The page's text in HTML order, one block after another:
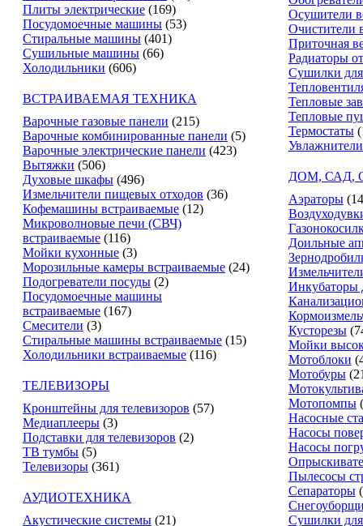
Плиты электрические (169)
Посудомоечные машины (53)
Стиральные машины (401)
Сушильные машины (66)
Холодильники (606)
ВСТРАИВАЕМАЯ ТЕХНИКА
Варочные газовые панели (215)
Варочные комбинированные панели (5)
Варочные электрические панели (423)
Вытяжки (506)
Духовые шкафы (496)
Измельчители пищевых отходов (36)
Кофемашины встраиваемые (12)
Микроволновые печи (СВЧ)
встраиваемые (116)
Мойки кухонные (3)
Морозильные камеры встраиваемые (24)
Подогреватели посуды (2)
Посудомоечные машины
встраиваемые (167)
Смесители (3)
Стиральные машины встраиваемые (15)
Холодильники встраиваемые (116)
ТЕЛЕВИЗОРЫ
Кронштейны для телевизоров (57)
Медиаплееры (3)
Подставки для телевизоров (2)
ТВ тумбы (5)
Телевизоры (361)
АУДИОТЕХНИКА
Акустические системы (21)
Осушители
Очистители
Приточная
Радиаторы
Сушилки
Тепловые
Тепловые
Термостаты
ДОМ, САД,
Аэраторы
Доильные
Инкубаторы
Кусторезы
Мойки
Мотоблоки
Мотобуры
Мотопомпы
Насосные
Насосы
Насосы
Пылесосы
Сепараторы
Сушилки